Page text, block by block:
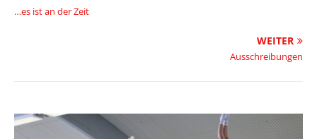
…es ist an der Zeit
WEITER
Ausschreibungen